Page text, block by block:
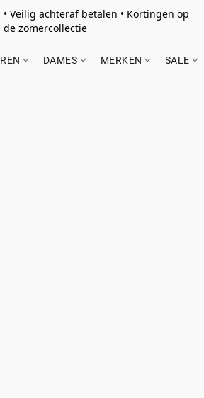
• Veilig achteraf betalen • Kortingen op
de zomercollectie
DAMES MERKEN SALE